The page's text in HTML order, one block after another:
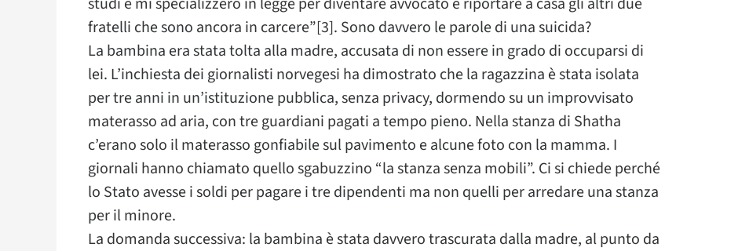
fratelli che sono ancora in carcere”[3]. Sono davvero le parole di una suicida?
La bambina era stata tolta alla madre, accusata di non essere in grado di occuparsi di
lei. L’inchiesta dei giornalisti norvegesi ha dimostrato che la ragazzina è stata isolata
per tre anni in un’istituzione pubblica, senza privacy, dormendo su un improvvisato
materasso ad aria, con tre guardiani pagati a tempo pieno. Nella stanza di Shatha
c’erano solo il materasso gonfiabile sul pavimento e alcune foto con la mamma. I
giornali hanno chiamato quello sgabuzzino “la stanza senza mobili”. Ci si chiede perché
lo Stato avesse i soldi per pagare i tre dipendenti ma non quelli per arredare una stanza
per il minore.
La domanda successiva: la bambina è stata davvero trascurata dalla madre, al punto da